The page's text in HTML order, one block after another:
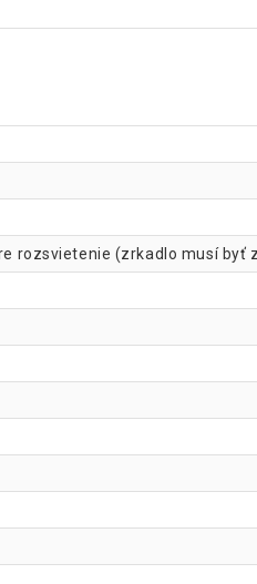
rozsvietenie (zrkadlo musí byť